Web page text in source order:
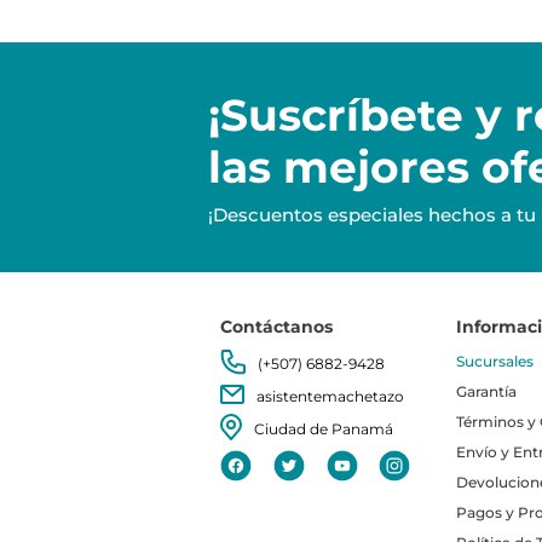
¡Suscríbete y
las mejores
¡Descuentos especiales hechos a
Contáctanos
(+507) 6882-9428
asistentemachetazo
Ciudad de Panamá
Sucursales
Garantía
Términos y
Envío y
Pagos y